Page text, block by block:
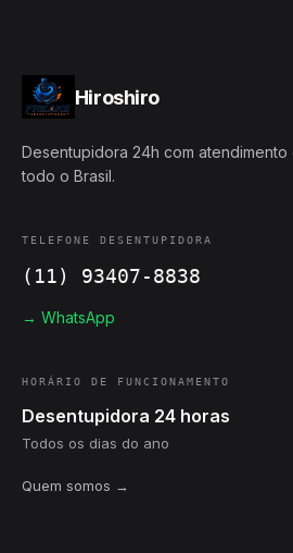
Hiroshiro
Desentupidora 24h com
todo o Brasil.
TELEFONE DESENTUPIDORA
(11) 93407-8838
→ WhatsApp
HORÁRIO DE FUNCIONAMENTO
Desentupidora 24 horas
Todos os dias do ano
Quem somos →